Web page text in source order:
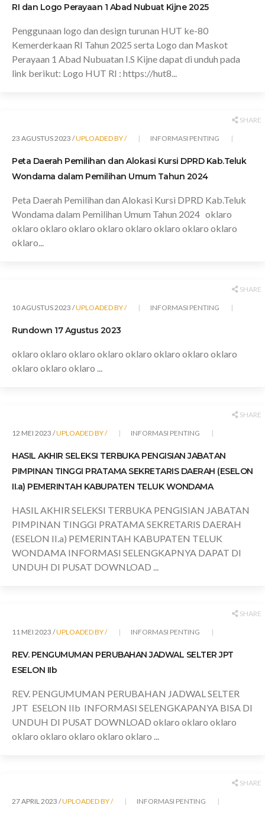
RI dan Logo Perayaan 1 Abad Nubuat Kijne 2025
Penggunaan logo dan design turunan HUT ke-80
Kemerderkaan RI Tahun 2025 serta Logo dan Maskot
Perayaan 1 Abad Nubuatan I.S Kijne dapat di unduh pada
link berikut: Logo HUT RI : https://hut8...
SHARE
23 AGUSTUS 2023 /UPLOADED BY / INFORMASI PENTING
Peta Daerah Pemilihan dan Alokasi Kursi DPRD Kab.Teluk
Wondama dalam Pemilihan Umum Tahun 2024
Peta Daerah Pemilihan dan Alokasi Kursi DPRD Kab.Teluk
Wondama dalam Pemilihan Umum Tahun 2024 oklaro
oklaro oklaro oklaro oklaro oklaro oklaro oklaro oklaro
oklaro...
SHARE
10 AGUSTUS 2023 /UPLOADED BY / INFORMASI PENTING
Rundown 17 Agustus 2023
oklaro oklaro oklaro oklaro oklaro oklaro oklaro oklaro
oklaro oklaro oklaro ...
SHARE
12 MEI 2023 /UPLOADED BY / INFORMASI PENTING
HASIL AKHIR SELEKSI TERBUKA PENGISIAN JABATAN
PIMPINAN TINGGI PRATAMA SEKRETARIS DAERAH (ESELON
II.a) PEMERINTAH KABUPATEN TELUK WONDAMA
HASIL AKHIR SELEKSI TERBUKA PENGISIAN JABATAN
PIMPINAN TINGGI PRATAMA SEKRETARIS DAERAH
(ESELON II.a) PEMERINTAH KABUPATEN TELUK
WONDAMA INFORMASI SELENGKAPNYA DAPAT DI
UNDUH DI PUSAT DOWNLOAD ...
SHARE
11 MEI 2023 /UPLOADED BY / INFORMASI PENTING
REV. PENGUMUMAN PERUBAHAN JADWAL SELTER JPT
ESELON IIb
REV. PENGUMUMAN PERUBAHAN JADWAL SELTER
JPT ESELON IIb INFORMASI SELENGKAPANYA BISA DI
UNDUH DI PUSAT DOWNLOAD oklaro oklaro oklaro
oklaro oklaro oklaro oklaro oklaro ...
SHARE
27 APRIL 2023 /UPLOADED BY / INFORMASI PENTING